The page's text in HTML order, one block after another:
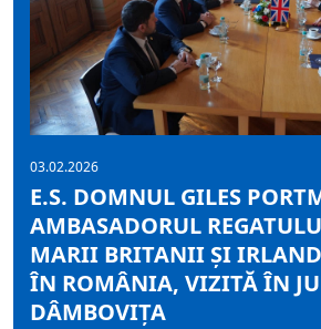
03.02.2026
E.S. DOMNUL GILES
AMBASADORUL
MARII BRITANII ȘI
ÎN ROMÂNIA, VIZITĂ ÎN
DÂMBOVIȚA